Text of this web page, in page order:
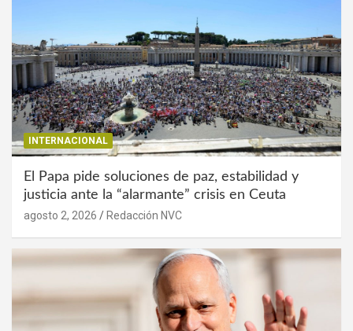
INTERNACIONAL
El Papa pide soluciones de paz, estabilidad y
justicia ante la “alarmante” crisis en Ceuta
agosto 2, 2026 Redacción NVC